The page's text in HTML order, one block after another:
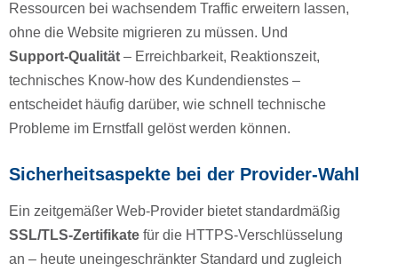
Ressourcen bei wachsendem Traffic erweitern lassen,
ohne die Website migrieren zu müssen. Und
Support-Qualität – Erreichbarkeit, Reaktionszeit,
technisches Know-how des Kundendienstes –
entscheidet häufig darüber, wie schnell technische
Probleme im Ernstfall gelöst werden können.
Sicherheitsaspekte bei der Provider-Wahl
Ein zeitgemäßer Web-Provider bietet standardmäßig
SSL/TLS-Zertifikate für die HTTPS-Verschlüsselung
an – heute uneingeschränkter Standard und zugleich